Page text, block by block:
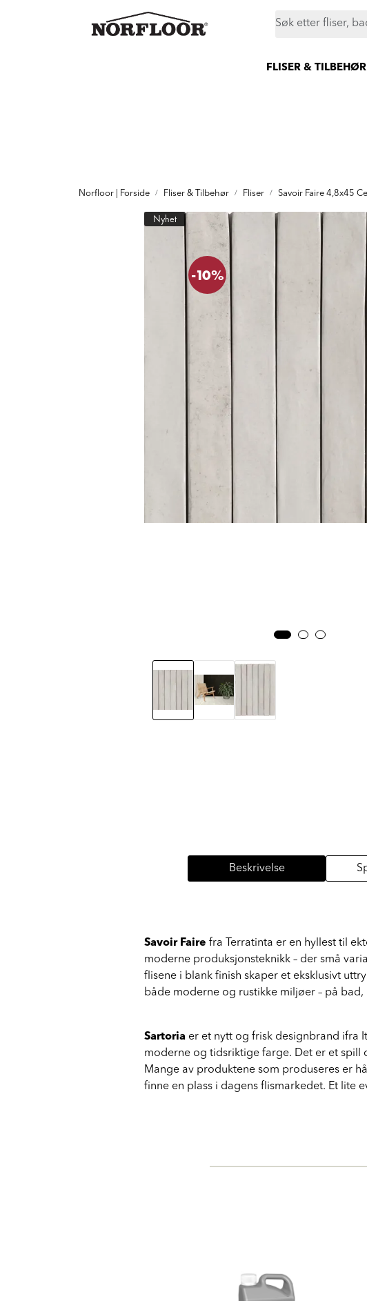
FLISER & TILBEHØR
Norfloor | Forside Fliser & Tilbehør Fliser Savoir Faire 4,8x45
-10%
Nyhet
Beskrivelse
Savoir Faire fra Terratinta er en hyllest til
moderne produksjonsteknikk – der små
flisene i blank finish skaper et eksklusivt
både moderne og rustikke miljøer – på
Sartoria er et nytt og frisk designbrand ifra
moderne og tidsriktige farge. Det er et spill
Mange av produktene som produseres er
finne en plass i dagens flismarkedet. Et lite